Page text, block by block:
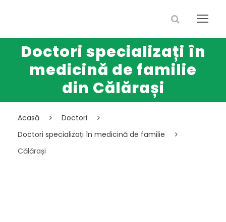
Doctori specializați în
medicină de familie
din Călărași
Acasă
Doctori
Doctori specializați în medicină de familie
Călărași